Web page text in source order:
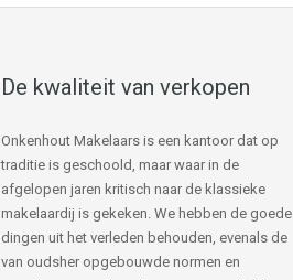
De kwaliteit van verkopen
Onkenhout Makelaars is een kantoor dat op
traditie is geschoold, maar waar in de
afgelopen jaren kritisch naar de klassieke
makelaardij is gekeken. We hebben de goede
dingen uit het verleden behouden, evenals de
van oudsher opgebouwde normen en